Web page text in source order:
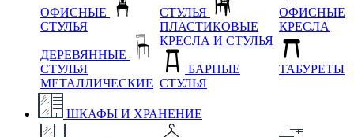
ОФИСНЫЕ
СТУЛЬЯ
ДЕРЕВЯННЫЕ
СТУЛЬЯ
МЕТАЛЛИЧЕСКИЕ
СТУЛЬЯ
ПЛАСТИКОВЫЕ
КРЕСЛА И СТУЛЬЯ
БАРНЫЕ
СТУЛЬЯ
ОФИСНЫЕ
КРЕСЛА
ТАБУРЕТЫ
ШКАФЫ И ХРАНЕНИЕ